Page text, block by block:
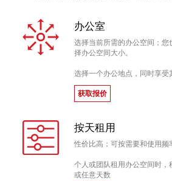
办公室
选择当前所需的办公空间；
择办公空间大小。
选择一个办公地点，同时享受
获取报价
按天租用
性价比高；可按需要和使用频
个人或团队租用办公空间时，
或任意天数